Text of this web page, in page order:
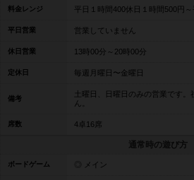
料金レンジ 平日１時間400休日１時間500円
平日営業 営業していません
休日営業 13時00分～20時00分
定休日 毎週月曜日〜金曜日
備考
土曜日、日曜日のみの営業です
ん。
席数 4卓16席
通常時の遊び方
ボードゲーム ◎ メイン